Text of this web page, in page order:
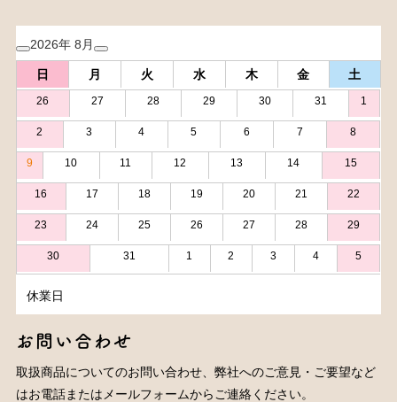
2026年 8月
日 月 火 水 木 金 土
26 27 28 29 30 31 1
2 3 4 5 6 7 8
9 10 11 12 13 14 15
16 17 18 19 20 21 22
23 24 25 26 27 28 29
30 31 1 2 3 4 5
休業日
お問い合わせ
取扱商品についてのお問い合わせ、弊社へのご意見・ご要望など
はお電話またはメールフォームからご連絡ください。